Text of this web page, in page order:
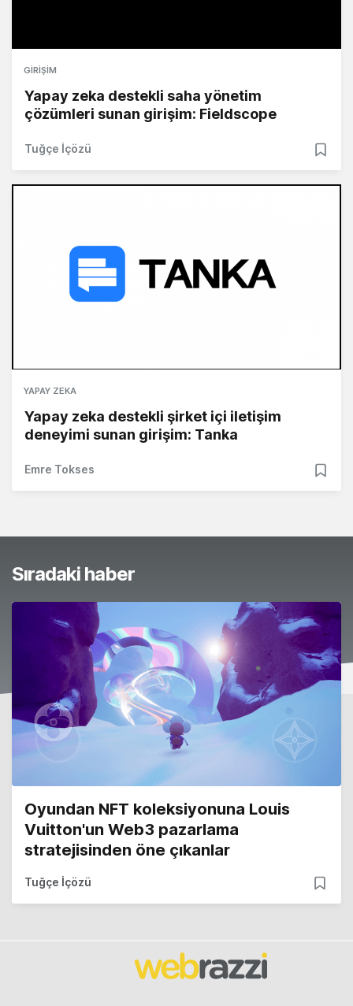
GIRIŞIM
Yapay zeka destekli saha yönetim
çözümleri sunan girişim: Fieldscope
Tuğçe İçözü
YAPAY ZEKA
Yapay zeka destekli şirket içi iletişim
deneyimi sunan girişim: Tanka
Emre Tokses
Sıradaki haber
Oyundan NFT koleksiyonuna Louis
Vuitton'un Web3 pazarlama
stratejisinden öne çıkanlar
Tuğçe İçözü